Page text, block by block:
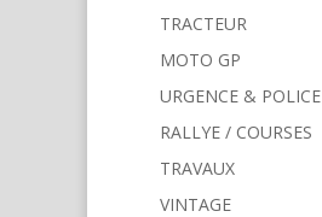
TRACTEUR
MOTO GP
URGENCE & POLICE
RALLYE / COURSES
TRAVAUX
VINTAGE